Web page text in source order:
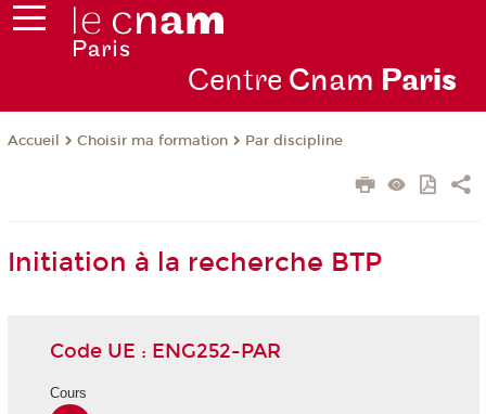
Centre Cnam Paris
Accueil Choisir ma formation Par discipline
Initiation à la recherche BTP
Code UE : ENG252-PAR
Cours